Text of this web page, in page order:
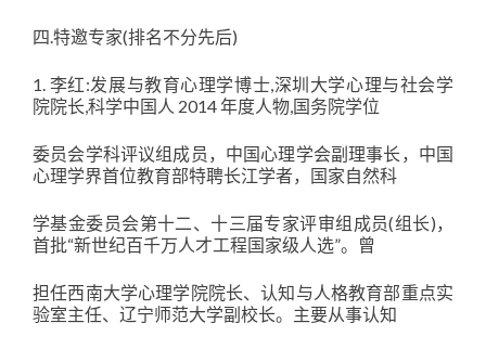
四.特邀专家(排名不分先后)
1. 李红:发展与教育心理学博士,深圳大学心理与社会学
院院长,科学中国人 2014 年度人物,国务院学位
委员会学科评议组成员，中国心理学会副理事长，中国
心理学界首位教育部特聘长江学者，国家自然科
学基金委员会第十二、十三届专家评审组成员(组长)，
首批“新世纪百千万人才工程国家级人选”。曾
担任西南大学心理学院院长、认知与人格教育部重点实
验室主任、辽宁师范大学副校长。主要从事认知